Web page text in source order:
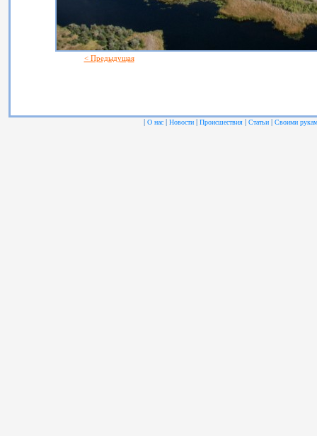
< Предыдущая
| О нас | Новости | Происшествия | Статьи | Своими